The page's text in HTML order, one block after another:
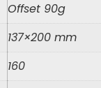
Offset 90g
137×200 mm
160